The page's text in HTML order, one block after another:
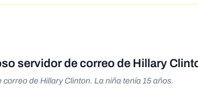
servidor de correo de Hillary
de Hillary Clinton. La niña tenía 15 años.